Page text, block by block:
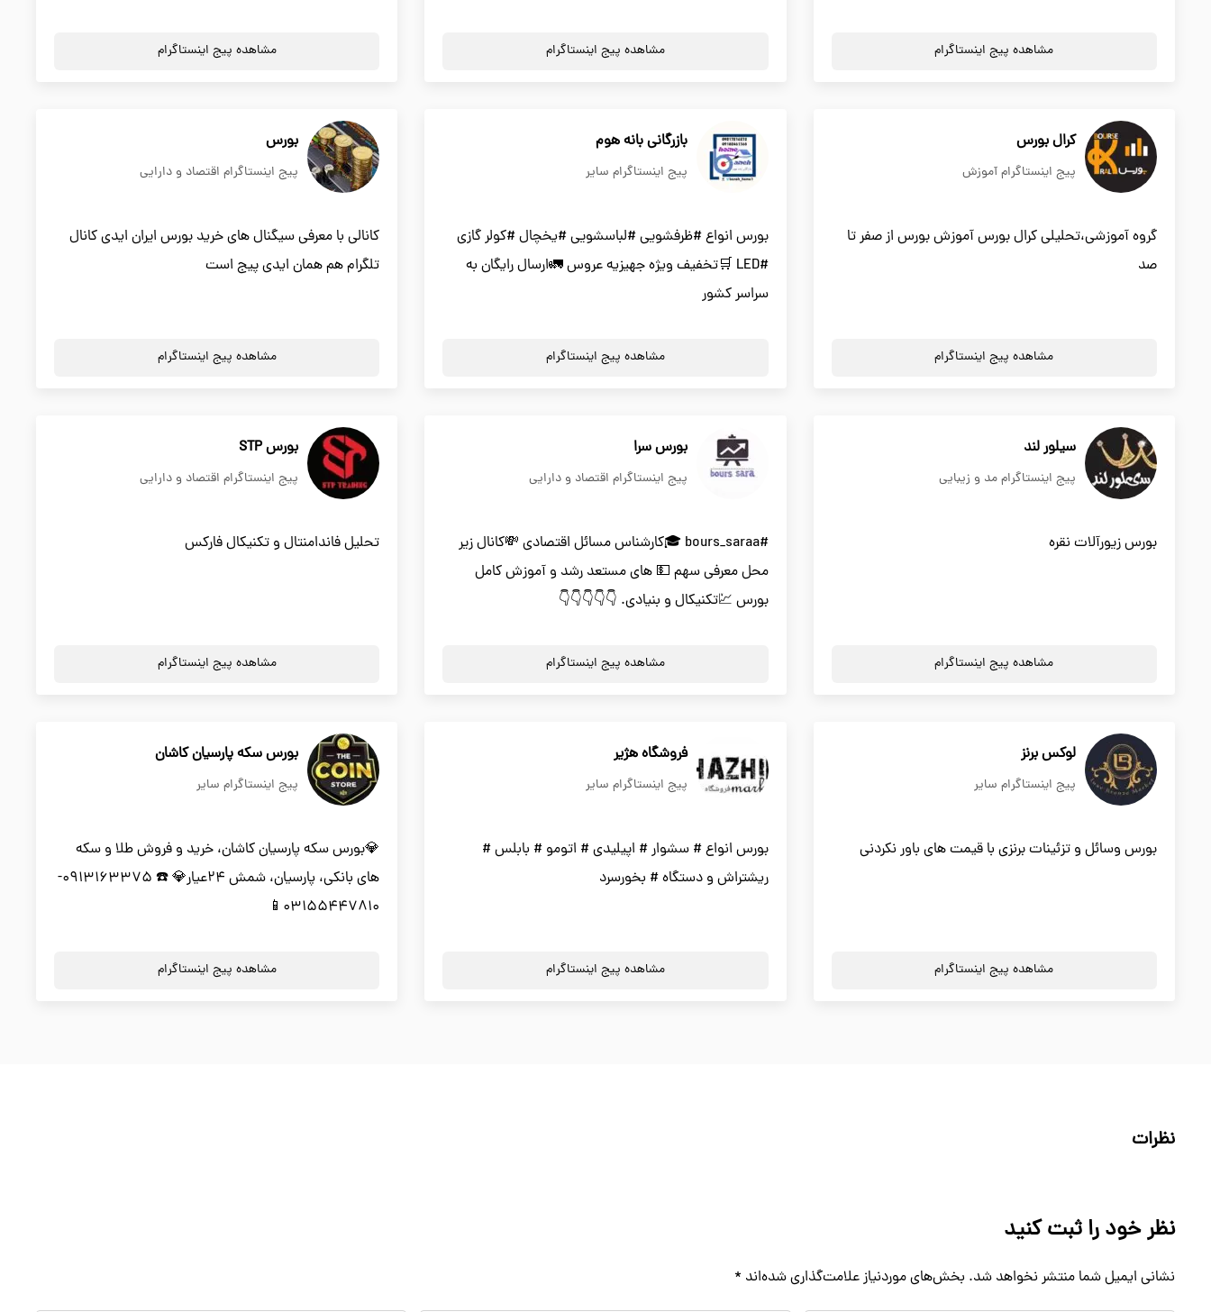
مشاهده پیج اینستاگرام مشاهده پیج اینستاگرام مشاهده پیج اینستاگرام
کرال بورس
پیج اینستاگرام آموزش
گروه آموزشی،تحلیلی کرال بورس آموزش بورس از صفر تا
صد
مشاهده پیج اینستاگرام
بازرگانی بانه هوم
پیج اینستاگرام سایر
بورس انواع #ظرفشویی #لباسشویی #یخچال #کولر گازی
#LED 🛒تخفیف ویژه جهیزیه عروس 🚛ارسال رایگان به
سراسر کشور
مشاهده پیج اینستاگرام
بورس
پیج اینستاگرام اقتصاد و دارایی
کانالی با معرفی سیگنال های خرید بورس ایران ایدی کانال
تلگرام هم همان ایدی پیج است
مشاهده پیج اینستاگرام
سیلور لند
پیج اینستاگرام مد و زیبایی
بورس زیورآلات نقره
مشاهده پیج اینستاگرام
بورس سرا
پیج اینستاگرام اقتصاد و دارایی
#bours_saraa 🎓کارشناس مسائل اقتصادی 💸کانال زیر
محل معرفی سهم 💵 های مستعد رشد و آموزش کامل
بورس 💹تکنیکال و بنیادی. 👇👇👇👇👇
مشاهده پیج اینستاگرام
بورس STP
پیج اینستاگرام اقتصاد و دارایی
تحلیل فاندامنتال و تکنیکال فارکس
مشاهده پیج اینستاگرام
لوکس برنز
پیج اینستاگرام سایر
بورس وسائل و تزئینات برنزی با قیمت های باور نکردنی
مشاهده پیج اینستاگرام
فروشگاه هژیر
پیج اینستاگرام سایر
بورس انواع # سشوار # اپیلیدی # اتومو # بابلس #
ریشتراش و دستگاه # بخورسرد
مشاهده پیج اینستاگرام
بورس سکه پارسیان کاشان
پیج اینستاگرام سایر
💎بورس سکه پارسیان کاشان، خرید و فروش طلا و سکه
های بانکی، پارسیان، شمش ۲۴عیار💎 ☎️ 0913163375-
03155447810📱
مشاهده پیج اینستاگرام
نظرات
نظر خود را ثبت کنید
نشانی ایمیل شما منتشر نخواهد شد. بخش‌های موردنیاز علامت‌گذاری شده‌اند *